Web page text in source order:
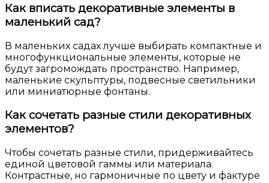
Как вписать декоративные элементы в
маленький сад?
В маленьких садах лучше выбирать компактные и
многофункциональные элементы, которые не
будут загромождать пространство. Например,
маленькие скульптуры, подвесные светильники
или миниатюрные фонтаны.
Как сочетать разные стили декоративных
элементов?
Чтобы сочетать разные стили, придерживайтесь
единой цветовой гаммы или материала.
Контрастные, но гармоничные по цвету и фактуре